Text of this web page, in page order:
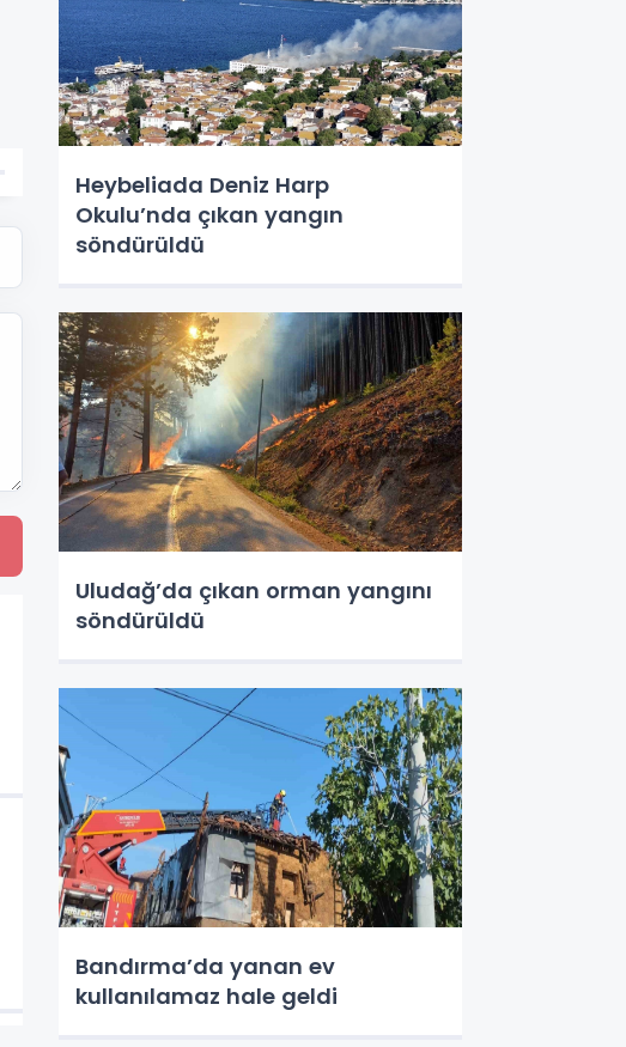
Heybeliada Deniz Harp
Okulu’nda çıkan yangın
söndürüldü
Uludağ’da çıkan orman yangını
söndürüldü
Bandırma’da yanan ev
kullanılamaz hale geldi